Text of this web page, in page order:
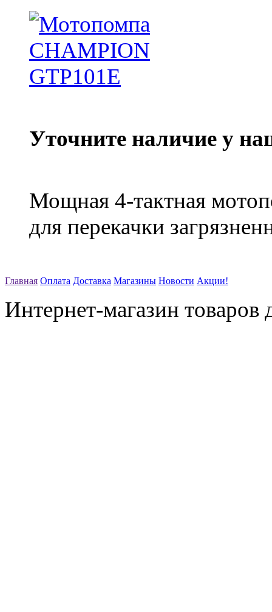
Уточните наличие у
Мощная 4-тактная
для перекачки
Главная Оплата Доставка Магазины Новости Акции!
Интернет-магазин